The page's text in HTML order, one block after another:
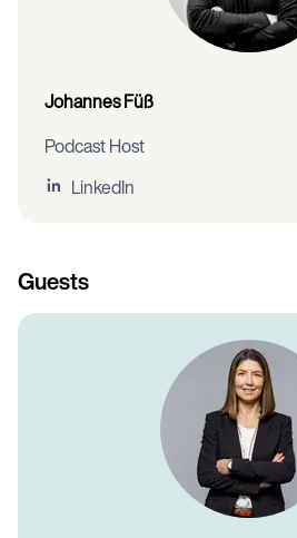
Johannes Füß
Podcast Host
LinkedIn
Guests